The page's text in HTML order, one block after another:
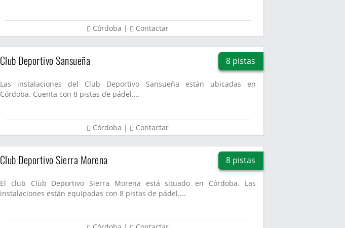
Córdoba | Contactar
Club Deportivo Sansueña 8 pistas
Las instalaciones del Club Deportivo Sansueña están ubicadas en
Córdoba. Cuenta con 8 pistas de pádel....
Córdoba | Contactar
Club Deportivo Sierra Morena 8 pistas
El club Club Deportivo Sierra Morena está situado en Córdoba. Las
instalaciones están equipadas con 8 pistas de pádel....